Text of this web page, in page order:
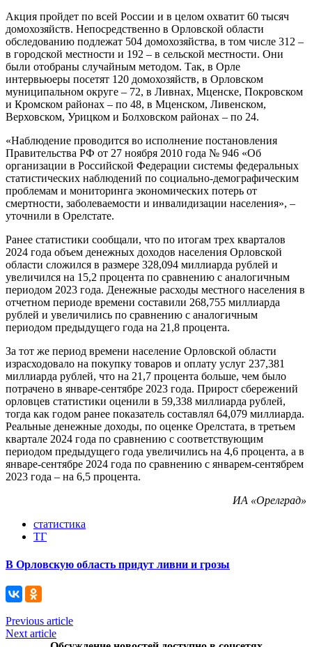
Акция пройдет по всей России и в целом охватит 60 тысяч
домохозяйств. Непосредственно в Орловской области
обследованию подлежат 504 домохозяйства, в том числе 312 –
в городской местности и 192 – в сельской местности. Они
были отобраны случайным методом. Так, в Орле
интервьюеры посетят 120 домохозяйств, в Орловском
муниципальном округе – 72, в Ливнах, Мценске, Покровском
и Кромском районах – по 48, в Мценском, Ливенском,
Верховском, Урицком и Болховском районах – по 24.
«Наблюдение проводится во исполнение постановления
Правительства РФ от 27 ноября 2010 года № 946 «Об
организации в Российской Федерации системы федеральных
статистических наблюдений по социально-демографическим
проблемам и мониторинга экономических потерь от
смертности, заболеваемости и инвалидизации населения», –
уточнили в Орелстате.
Ранее статистики сообщали, что по итогам трех кварталов
2024 года объем денежных доходов населения Орловской
области сложился в размере 328,094 миллиарда рублей и
увеличился на 15,2 процента по сравнению с аналогичным
периодом 2023 года. Денежные расходы местного населения в
отчетном периоде времени составили 268,755 миллиарда
рублей и увеличились по сравнению с аналогичным
периодом предыдущего года на 21,8 процента.
За тот же период времени население Орловской области
израсходовало на покупку товаров и оплату услуг 237,381
миллиарда рублей, что на 21,7 процента больше, чем было
потрачено в январе-сентябре 2023 года. Прирост сбережений
орловцев статистики оценили в 59,338 миллиарда рублей,
тогда как годом ранее показатель составлял 64,079 миллиарда.
Реальные денежные доходы, по оценке Орелстата, в третьем
квартале 2024 года по сравнению с соответствующим
периодом предыдущего года увеличились на 4,6 процента, а в
январе-сентябре 2024 года по сравнению с январем-сентябрем
2023 года – на 6,5 процента.
ИА «Орелград»
статистика
ТГ
В Орловскую область придут ливни и грозы
Previous article
Next article